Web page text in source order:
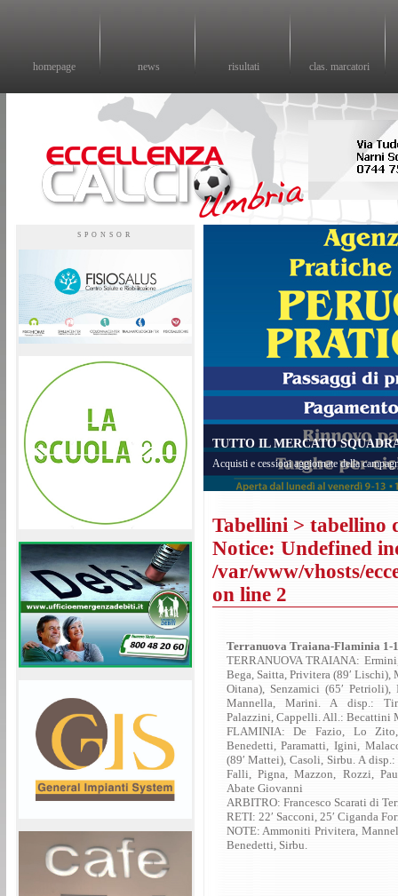
homepage news risultati clas. marcatori
SPONSOR
TUTTO IL MERCATO
Acquisti e cessioni aggiornate della
Tabellini > tabellino
Notice: Undefined
/var/www/vhosts/
on line 2
Terranuova Traiana-Flaminia 1-1
TERRANUOVA TRAIANA:
Bega, Saitta, Privitera (89′ Lischi),
Oitana), Senzamici (65′ Petrioli),
Mannella, Marini. A disp.:
Palazzini, Cappelli. All.: Becattini
FLAMINIA: De Fazio, Lo
Benedetti, Paramatti, Igini,
(89′ Mattei), Casoli, Sirbu. A
Falli, Pigna, Mazzon, Rozzi,
Abate Giovanni
ARBITRO: Francesco Scarati di
RETI: 22′ Sacconi, 25′ Ciganda
NOTE: Ammoniti Privitera,
Benedetti, Sirbu.